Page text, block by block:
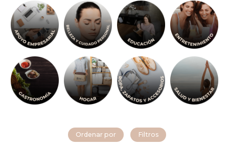
Ordenar por Filtros